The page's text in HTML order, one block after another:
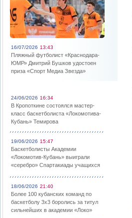
16/07/2026 13:43
Пляжный футболист «Краснодара-
ЮМР» Дмитрий Бушков удостоен
приза «Спорт Медиа Звезда»
24/06/2026 16:34
В Кропоткине состоялся мастер-
класс баскетболиста «Локомотива-
Кубань» Темирова
19/06/2026 15:47
Баскетболисты Академии
«Локомотив-Кубань» выиграли
«серебро» Спартакиады учащихся
18/06/2026 21:40
Более 100 кубанских команд по
баскетболу 3х3 боролись за титул
сильнейших в академии «Локо»